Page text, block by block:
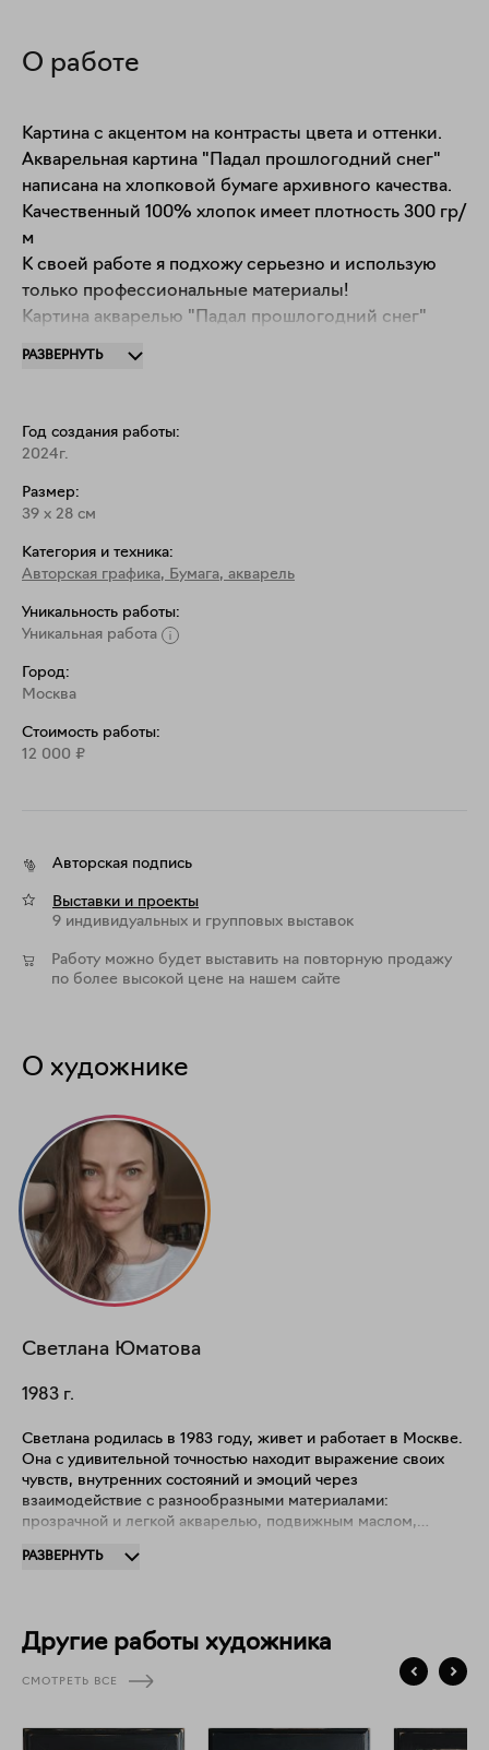
О работе
Картина с акцентом на контрасты цвета и оттенки.
Акварельная картина "Падал прошлогодний снег"
написана на хлопковой бумаге архивного качества.
Качественный 100% хлопок имеет плотность 300 гр/
м
К своей работе я подхожу серьезно и использую
только профессиональные материалы!
Картина акварелью "Падал прошлогодний снег"
РАЗВЕРНУТЬ
Год создания работы:
2024г.
Размер:
39 x 28 см
Категория и техника:
Авторская графика, Бумага, акварель
Уникальность работы:
Уникальная работа
Город:
Москва
Стоимость работы:
12 000 ₽
Авторская подпись
Выставки и проекты
9 индивидуальных и групповых выставок
Работу можно будет выставить на повторную продажу
по более высокой цене на нашем сайте
О художнике
Светлана Юматова
1983 г.
Светлана родилась в 1983 году, живет и работает в Москве.
Она с удивительной точностью находит выражение своих
чувств, внутренних состояний и эмоций через
взаимодействие с разнообразными материалами:
прозрачной и легкой акварелью, подвижным маслом,
настоящее время Светлана отдает предпочтение
красками мгновение окружающего мира, подчеркнуть его
особенность! Меня завораживает изменчивость и живость
природы, вдохновляют путешествия, горы, хвойные
деревья, цветы. Я благодарна возможности делиться своим
фестивалей, в том числе, международных проектов -
РАЗВЕРНУТЬ
Другие работы художника
СМОТРЕТЬ ВСЕ